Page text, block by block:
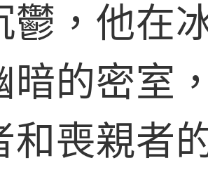
鬱，他在
暗的密室
和喪親者